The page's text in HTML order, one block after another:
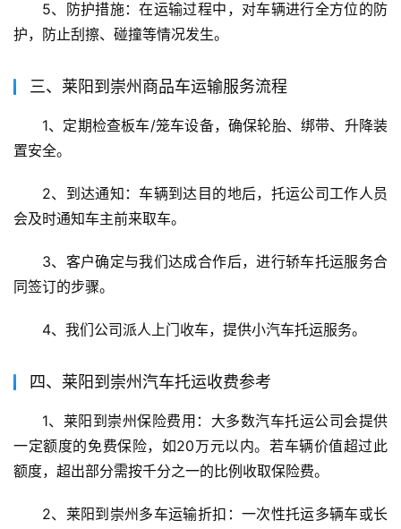
5、防护措施：在运输过程中，对车辆进行全方位的防
护，防止刮擦、碰撞等情况发生。
三、莱阳到崇州商品车运输服务流程
1、定期检查板车/笼车设备，确保轮胎、绑带、升降装
置安全。
2、到达通知：车辆到达目的地后，托运公司工作人员
会及时通知车主前来取车。
3、客户确定与我们达成合作后，进行轿车托运服务合
同签订的步骤。
4、我们公司派人上门收车，提供小汽车托运服务。
四、莱阳到崇州汽车托运收费参考
1、莱阳到崇州保险费用：大多数汽车托运公司会提供
一定额度的免费保险，如20万元以内。若车辆价值超过此
额度，超出部分需按千分之一的比例收取保险费。
2、莱阳到崇州多车运输折扣：一次性托运多辆车或长